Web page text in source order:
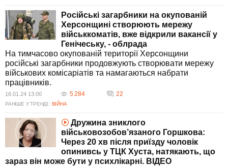
Російські загарбники на окупованій
Херсонщині створюють мережу
військкоматів, вже відкрили вакансії у
Генічеську, - облрада
На тимчасово окупованій території Херсонщини
російські загарбники продовжують створювати мережу
військових комісаріатів та намагаються набрати
працівників.
16.01.24 13:00 5 284 22
РАНІШЕ У ТРЕНДІ: ВІЙНА
Дружина зниклого
військовозобов’язаного Горшкова:
Через 20 хв після приїзду чоловік
опинивсь у ТЦК Хуста, натякають, що
зараз він може бути у психлікарні. ВIДЕО